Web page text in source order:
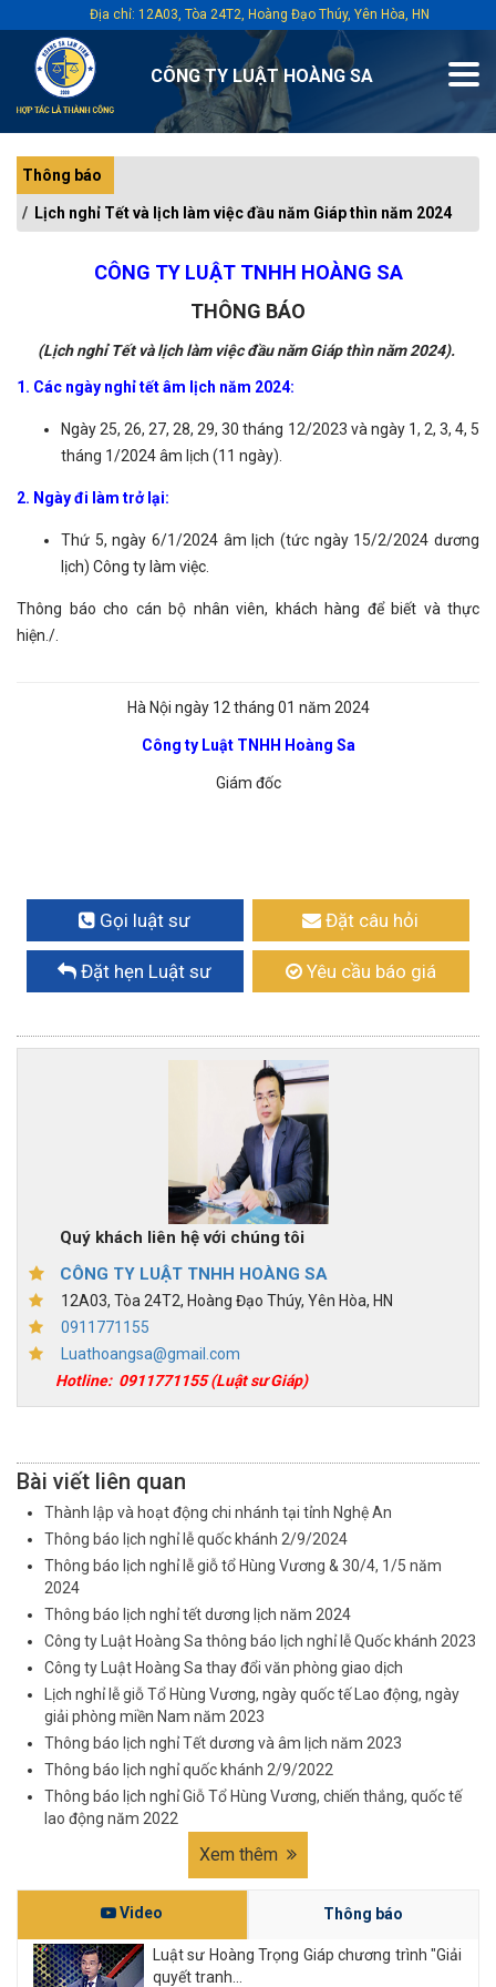
CÔNG TY LUẬT HOÀNG SA
Địa chỉ: 12A03, Tòa 24T2, Hoàng Đạo Thúy, Yên Hòa, HN
Thông báo
Lịch nghỉ Tết và lịch làm việc đầu năm Giáp thìn năm 2024
CÔNG TY LUẬT TNHH HOÀNG SA
THÔNG BÁO
(Lịch nghỉ Tết và lịch làm việc đầu năm Giáp thìn năm 2024).
1. Các ngày nghỉ tết âm lịch năm 2024:
Ngày 25, 26, 27, 28, 29, 30 tháng 12/2023 và ngày 1, 2, 3, 4, 5
tháng 1/2024 âm lịch (11 ngày).
2. Ngày đi làm trở lại:
Thứ 5, ngày 6/1/2024 âm lịch (tức ngày 15/2/2024 dương
lịch) Công ty làm việc.
Thông báo cho cán bộ nhân viên, khách hàng để biết và thực
hiện./.
Hà Nội ngày 12 tháng 01 năm 2024
Công ty Luật TNHH Hoàng Sa
Giám đốc
Gọi luật sư Đặt câu hỏi
Đặt hẹn Luật sư Yêu cầu báo giá
Quý khách liên hệ với chúng tôi
CÔNG TY LUẬT TNHH HOÀNG SA
12A03, Tòa 24T2, Hoàng Đạo Thúy, Yên Hòa, HN
0911771155
Luathoangsa@gmail.com
Hotline: 0911771155(Luật sư Giáp)
Bài viết liên quan
Thành lập và hoạt động chi nhánh tại tỉnh Nghệ An
Thông báo lịch nghỉ lễ quốc khánh 2/9/2024
Thông báo lịch nghỉ lễ giỗ tổ Hùng Vương & 30/4, 1/5 năm
2024
Thông báo lịch nghỉ tết dương lịch năm 2024
Công ty Luật Hoàng Sa thông báo lịch nghỉ lễ Quốc khánh 2023
Công ty Luật Hoàng Sa thay đổi văn phòng giao dịch
Lịch nghỉ lễ giỗ Tổ Hùng Vương, ngày quốc tế Lao động, ngày
giải phòng miền Nam năm 2023
Thông báo lịch nghỉ Tết dương và âm lịch năm 2023
Thông báo lịch nghỉ quốc khánh 2/9/2022
Thông báo lịch nghỉ Giỗ Tổ Hùng Vương, chiến thắng, quốc tế
lao động năm 2022
Xem thêm
Video Thông báo
Luật sư Hoàng Trọng Giáp chương trình "Giải
quyết tranh...